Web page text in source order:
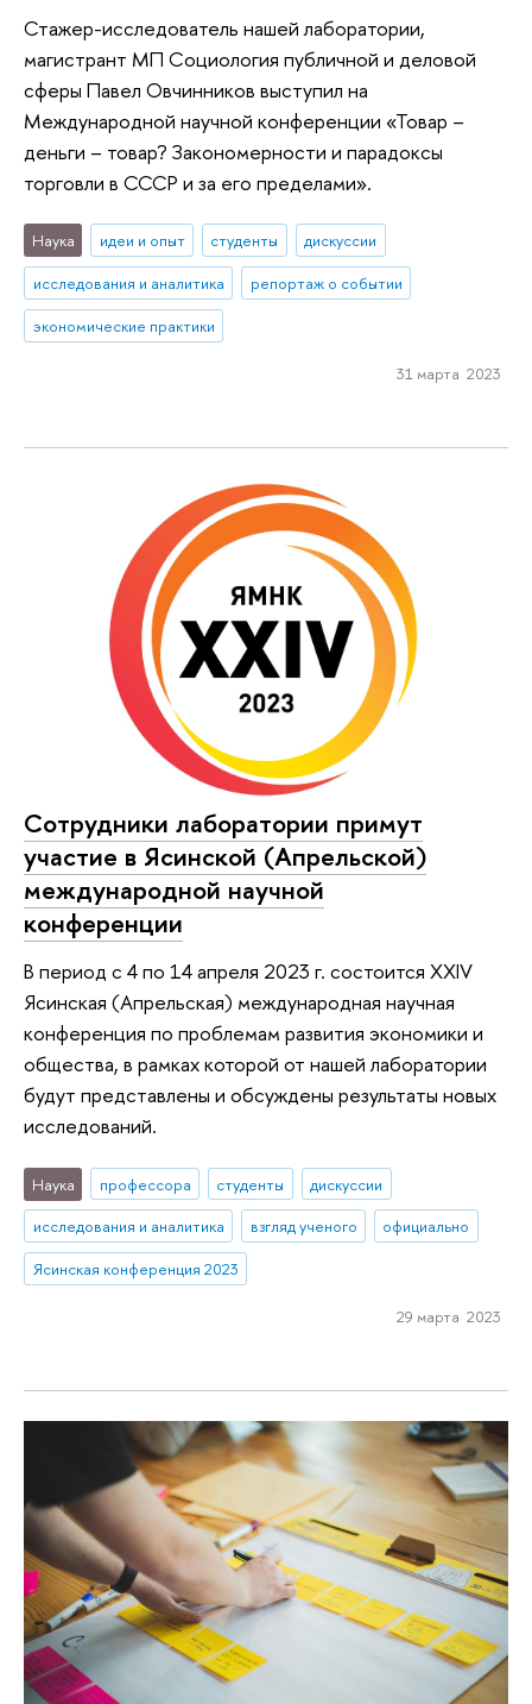
Стажер-исследователь нашей лаборатории,
магистрант МП Социология публичной и деловой
сферы Павел Овчинников выступил на
Международной научной конференции «Товар –
деньги – товар? Закономерности и парадоксы
торговли в СССР и за его пределами».
Наука идеи и опыт студенты
дискуссии
исследования и аналитика
репортаж о событии
экономические практики
31 марта 2023
Сотрудники лаборатории примут
участие в Ясинской (Апрельской)
международной научной
конференции
В период с 4 по 14 апреля 2023 г. состоится XXIV
Ясинская (Апрельская) международная научная
конференция по проблемам развития экономики и
общества, в рамках которой от нашей лаборатории
будут представлены и обсуждены результаты новых
исследований.
Наука профессора студенты
дискуссии
исследования и аналитика
взгляд ученого
официально
Ясинская конференция 2023
29 марта 2023